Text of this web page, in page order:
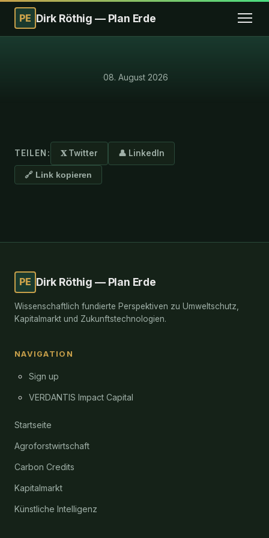
PE Dirk Röthig — Plan Erde
·08. August 2026
TEILEN: 𝐗 Twitter 👤 LinkedIn
🔗 Link kopieren
PE Dirk Röthig — Plan Erde
Wissenschaftlich fundierte Perspektiven zu Umweltschutz,
Kapitalmarkt und Zukunftstechnologien.
NAVIGATION
Sign up
VERDANTIS Impact Capital
Startseite
Agroforstwirtschaft
Carbon Credits
Kapitalmarkt
Künstliche Intelligenz